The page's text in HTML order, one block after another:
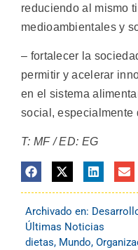
reduciendo al mismo
medioambientales y
– fortalecer la
permitir y acelerar
en el sistema
social, especialmente
T: MF / ED: EG
Archivado en:
Últimas Noticias
dietas, Mundo,